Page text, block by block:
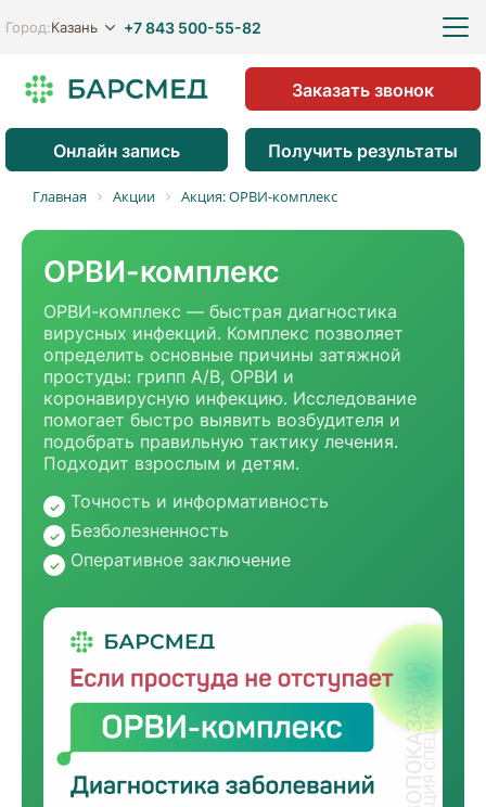
Город:Казань +7 843 500-55-82
Онлайн запись Получить результаты
Заказать звонок
Главная Акции Акция: ОРВИ-комплекс
ОРВИ-комплекс
ОРВИ-комплекс — быстрая диагностика
вирусных инфекций. Комплекс позволяет
определить основные причины затяжной
простуды: грипп A/B, ОРВИ и
коронавирусную инфекцию. Исследование
помогает быстро выявить возбудителя и
подобрать правильную тактику лечения.
Подходит взрослым и детям.
Точность и информативность
Безболезненность
Оперативное заключение